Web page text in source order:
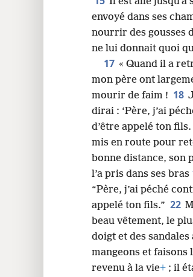
envoyé dans ses
nourrir des gousses
ne lui donnait quoi
17 « Quand il a
mon père ont
mourir de faim ! 18
dirai : ‘Père, j’ai
d’être appelé ton fils.
mis en route pour
bonne distance, son
l’a pris dans ses bras
“Père, j’ai péché
appelé ton fils.” 22
beau vêtement, le
doigt et des sandales
mangeons et faisons
revenu à la vie+ ; il